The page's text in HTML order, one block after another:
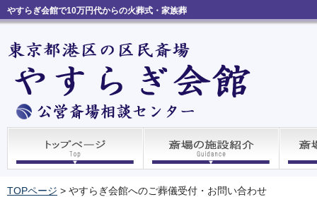
やすらぎ会館で10万円代からの火葬式・家族葬
TOPページ > やすらぎ会館へのご葬儀受付・お問い合わせ